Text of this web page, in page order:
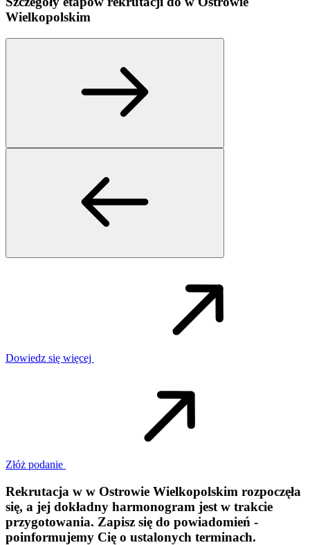
Wielkopolskim
Dowiedz się więcej
Złóż podanie
Rekrutacja w w Ostrowie Wielkopolskim rozpoczęła
się, a jej dokładny harmonogram jest w trakcie
przygotowania. Zapisz się do powiadomień -
poinformujemy Cię o ustalonych terminach.